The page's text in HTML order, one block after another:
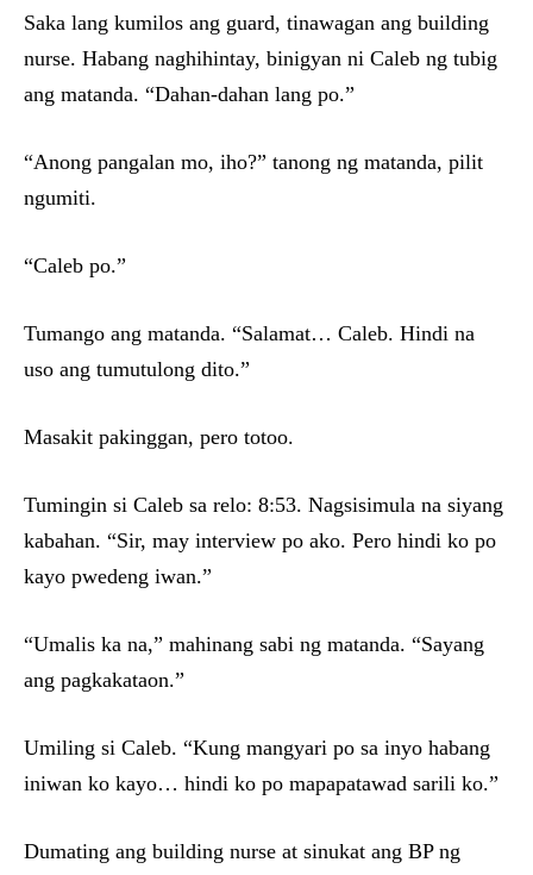
Saka lang kumilos ang guard, tinawagan ang building
nurse. Habang naghihintay, binigyan ni Caleb ng tubig
ang matanda. “Dahan-dahan lang po.”
“Anong pangalan mo, iho?” tanong ng matanda, pilit
ngumiti.
“Caleb po.”
Tumango ang matanda. “Salamat… Caleb. Hindi na
uso ang tumutulong dito.”
Masakit pakinggan, pero totoo.
Tumingin si Caleb sa relo: 8:53. Nagsisimula na siyang
kabahan. “Sir, may interview po ako. Pero hindi ko po
kayo pwedeng iwan.”
“Umalis ka na,” mahinang sabi ng matanda. “Sayang
ang pagkakataon.”
Umiling si Caleb. “Kung mangyari po sa inyo habang
iniwan ko kayo… hindi ko po mapapatawad sarili ko.”
Dumating ang building nurse at sinukat ang BP ng